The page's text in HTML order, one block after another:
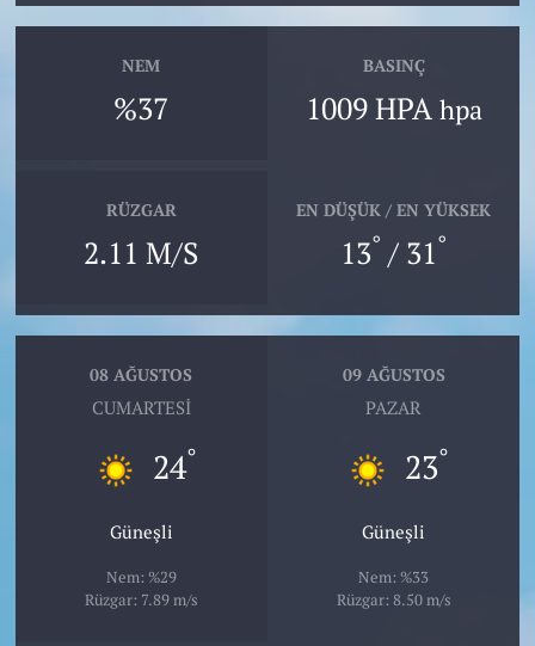
NEM
%37
BASINÇ
1009 HPA hpa
RÜZGAR
2.11 M/S
EN DÜŞÜK / EN YÜKSEK
13° / 31°
08 AĞUSTOS
CUMARTESI
24°
Güneşli
Nem: %29
Rüzgar: 7.89 m/s
09 AĞUSTOS
PAZAR
23°
Güneşli
Nem: %33
Rüzgar: 8.50 m/s